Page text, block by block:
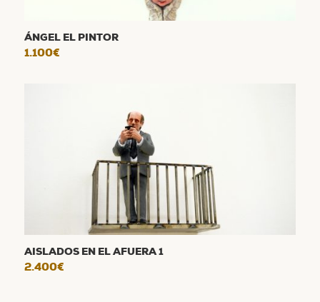
ÁNGEL EL PINTOR
1.100€
AISLADOS EN EL AFUERA 1
2.400€